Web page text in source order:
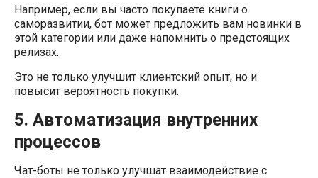
Например, если вы часто покупаете книги о
саморазвитии, бот может предложить вам новинки в
этой категории или даже напомнить о предстоящих
релизах.
Это не только улучшит клиентский опыт, но и
повысит вероятность покупки.
5. Автоматизация внутренних
процессов
Чат-боты не только улучшат взаимодействие с